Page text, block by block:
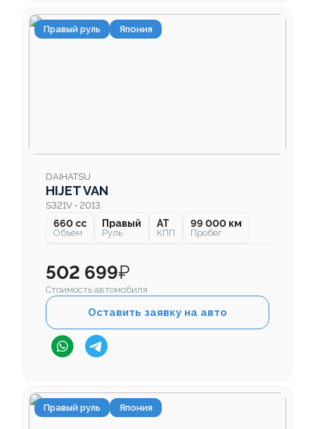
Правый руль Япония
DAIHATSU
HIJET VAN
S321V • 2013
660 cc
Объем
Правый
Руль
AT
КПП
99 000 км
Пробег
502 699₽
Стоимость автомобиля
Оставить заявку на авто
Правый руль Япония